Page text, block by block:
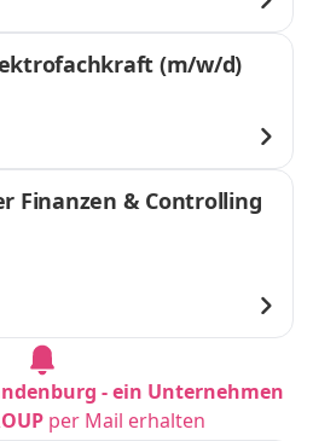
(m/w/d)
Finanzen & Controlling
- ein Unternehmen
per Mail erhalten